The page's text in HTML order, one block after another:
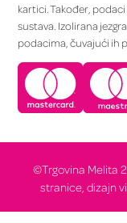
kartici. Također,
sustava. Izolirana
podacima, čuvajući ih
©Trgovina Melita
stranice, dizajn